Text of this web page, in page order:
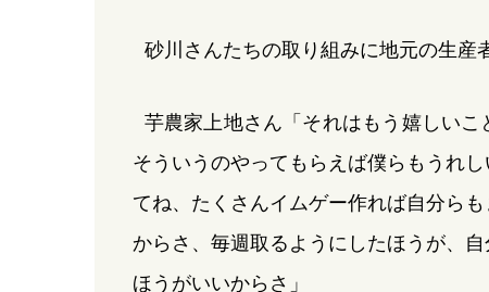
砂川さんたちの取り組みに地元の生産
芋農家上地さん「それはもう嬉しいこ
そういうのやってもらえば僕らもうれ
てね、たくさんイムゲー作れば自分ら
からさ、毎週取るようにしたほうが、
ほうがいいからさ」